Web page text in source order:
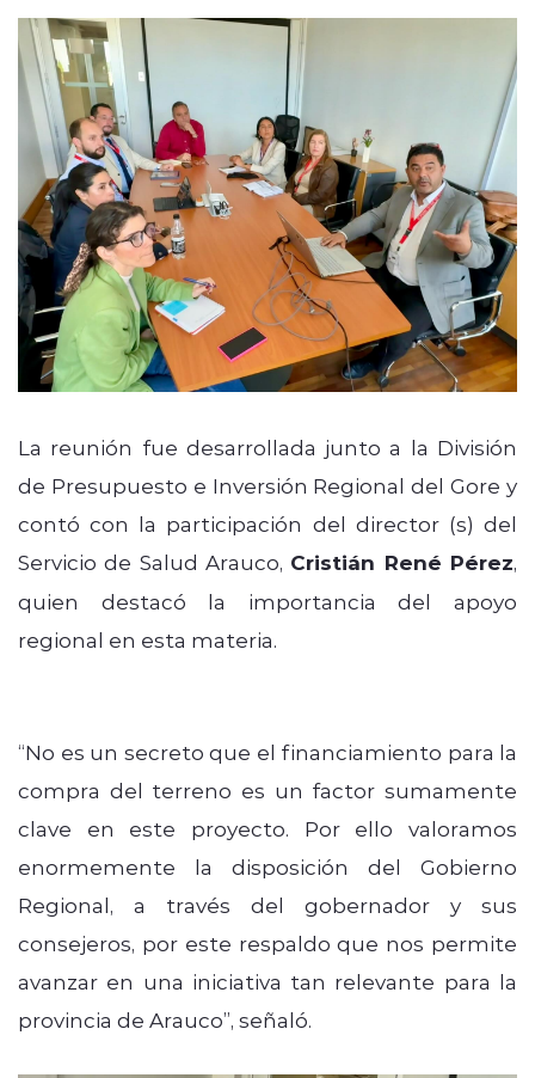
La reunión fue desarrollada junto a la División
de Presupuesto e Inversión Regional del Gore y
contó con la participación del director (s) del
Servicio de Salud Arauco, Cristián René Pérez,
quien destacó la importancia del apoyo
regional en esta materia.
“No es un secreto que el financiamiento para la
compra del terreno es un factor sumamente
clave en este proyecto. Por ello valoramos
enormemente la disposición del Gobierno
Regional, a través del gobernador y sus
consejeros, por este respaldo que nos permite
avanzar en una iniciativa tan relevante para la
provincia de Arauco”, señaló.